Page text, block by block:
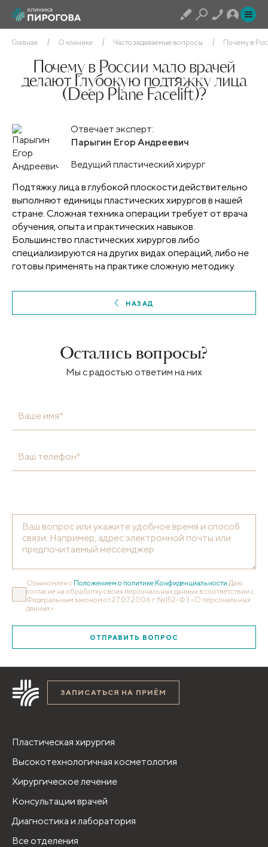
Главная О клинике Часто задаваемые вопросы Почему в
Почему в России мало врачей
делают Глубокую подтяжку лица
(Deep Plane Facelift)?
Отвечает эксперт:
Парыгин Егор Андреевич
Ведущий пластический хирург
Подтяжку лица в глубокой плоскости действительно
выполняют единицы пластических хирургов в нашей
стране. Сложная техника операции требует от врача
обучения, опыта и практических навыков.
Большинство пластических хирургов либо
специализируются на других видах операций, либо не
готовы применять на практике сложную методику.
НАЗАД
Остались вопросы?
Мы с радостью ответим на них
Ваше имя*
Ваш телефон*
Ознакомлен с Положением о политике Конфиденциальности Даю
согласие на обработку своих персональных данных в соответствии с
Федеральным законом от 27.07.2006 г. №152-ФЗ «О персональных
данных».
ОТПРАВИТЬ ВОПРОС
ЗАПИСАТЬСЯ НА ПРИЁМ
Пластическая хирургия
Высокотехнологичная косметология
Хирургическое лечение
Консультации врачей
Диагностика и лаборатория
Все отделения